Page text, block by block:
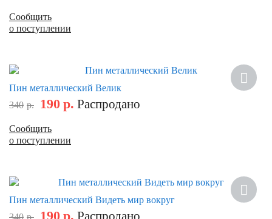
Сообщить
о поступлении
Пин металлический Велик
340 р. 190 р. Распродано
Сообщить
о поступлении
Пин металлический Видеть мир вокруг
340 р. 190 р. Распродано